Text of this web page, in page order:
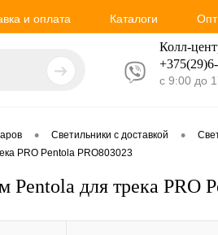
и оплата Каталоги Опт
Колл-
с 9:00 до
• Светильники с доставкой •
PRO Pentola PRO803023
Pentola для трека PRO